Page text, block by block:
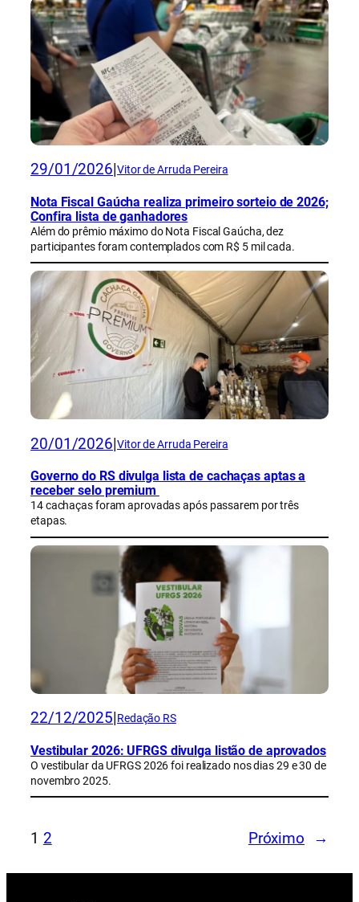
29/01/2026 Vitor de Arruda Pereira
Nota Fiscal Gaúcha realiza primeiro sorteio de 2026;
Confira lista de ganhadores
Além do prêmio máximo do Nota Fiscal Gaúcha, dez
participantes foram contemplados com R$ 5 mil cada.
20/01/2026 Vitor de Arruda Pereira
Governo do RS divulga lista de cachaças aptas a
receber selo premium
14 cachaças foram aprovadas após passarem por três
etapas.
22/12/2025 Redação RS
Vestibular 2026: UFRGS divulga listão de aprovados
O vestibular da UFRGS 2026 foi realizado nos dias 29 e 30 de
novembro 2025.
1 2 Próximo →